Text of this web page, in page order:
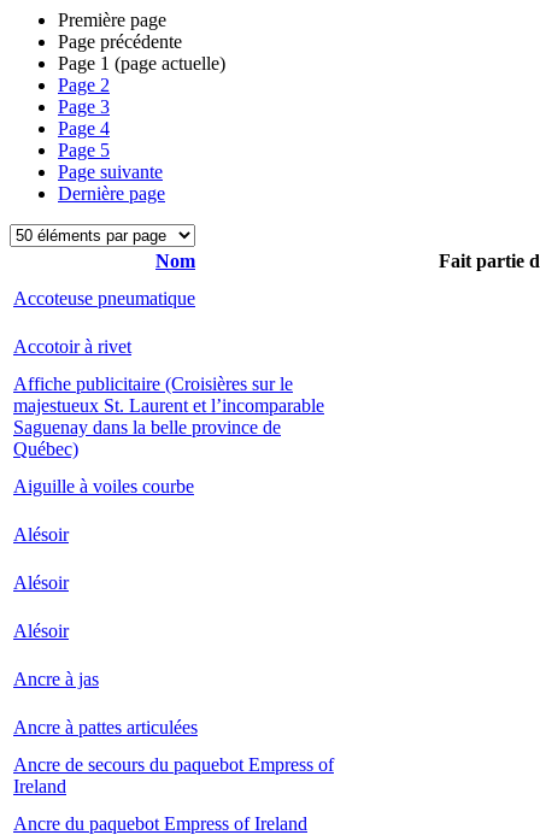
Première page
Page précédente
Page 1 (page actuelle)
Page 2
Page 3
Page 4
Page 5
Page suivante
Dernière page
Nom
Fait partie
Accoteuse pneumatique
Accotoir à rivet
Affiche publicitaire (Croisières sur le
majestueux St. Laurent et l’incomparable
Saguenay dans la belle province de
Québec)
Aiguille à voiles courbe
Alésoir
Alésoir
Alésoir
Ancre à jas
Ancre à pattes articulées
Ancre de secours du paquebot Empress of
Ireland
Ancre du paquebot Empress of Ireland